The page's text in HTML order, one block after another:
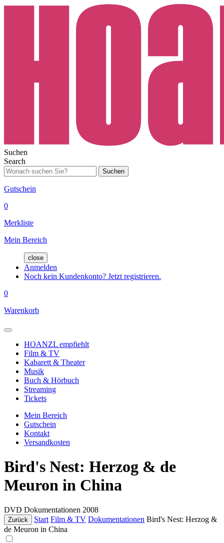
Suchen
Search
Suchen
Gutschein
0
Merkliste
Mein Bereich
close
Anmelden
Noch kein Kundenkonto? Jetzt registrieren.
0
Warenkorb
HOANZL empfiehlt
Film & TV
Kabarett & Theater
Musik
Buch & Hörbuch
Streaming
Tickets
Mein Bereich
Gutschein
Kontakt
Versandkosten
Bird's Nest: Herzog & de
Meuron in China
DVD Dokumentationen 2008
Zurück Start Film & TV Dokumentationen Bird's Nest: Herzog &
de Meuron in China